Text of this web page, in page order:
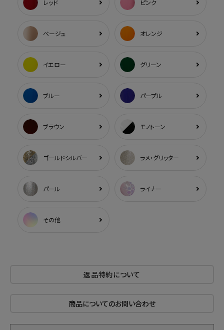
レッド ピンク
ベージュ オレンジ
イエロー グリーン
ブルー パープル
ブラウン モノトーン
ゴールドシルバー ラメ・グリッター
パール ライナー
その他
返品特約について
商品についてのお問い合わせ